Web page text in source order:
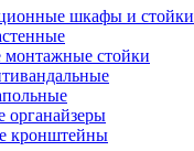
шкафы и стойки
стойки
органайзеры
кронштейны